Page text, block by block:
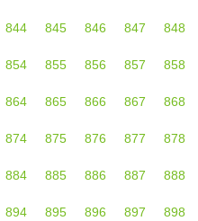
844 845 846 847 848
854 855 856 857 858
864 865 866 867 868
874 875 876 877 878
884 885 886 887 888
894 895 896 897 898